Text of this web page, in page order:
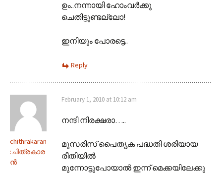
ഉം..നന്നായി ഹോംവര്‍ക്കു
ചെതിട്ടുണ്ടല്ലോ!
ഇനിയും പോരട്ടെ..
Reply
chithrakaran
:ചിത്രകാര
ന്‍
February 1, 2010 at 10:12 am
നന്ദി നിരക്ഷരാ…..
മുസരിസ് പൈതൃക പദ്ധതി ശരിയായ
രീതിയില്‍
മുന്നോട്ടുപോയാല്‍ ഇന്ന് മെക്കയിലേക്കു